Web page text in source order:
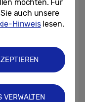
möchten. Für
auch unsere
Hinweislesen.
VERWALTEN